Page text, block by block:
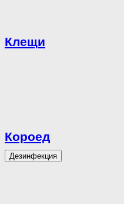
Клещи
Короед
Дезинфекция